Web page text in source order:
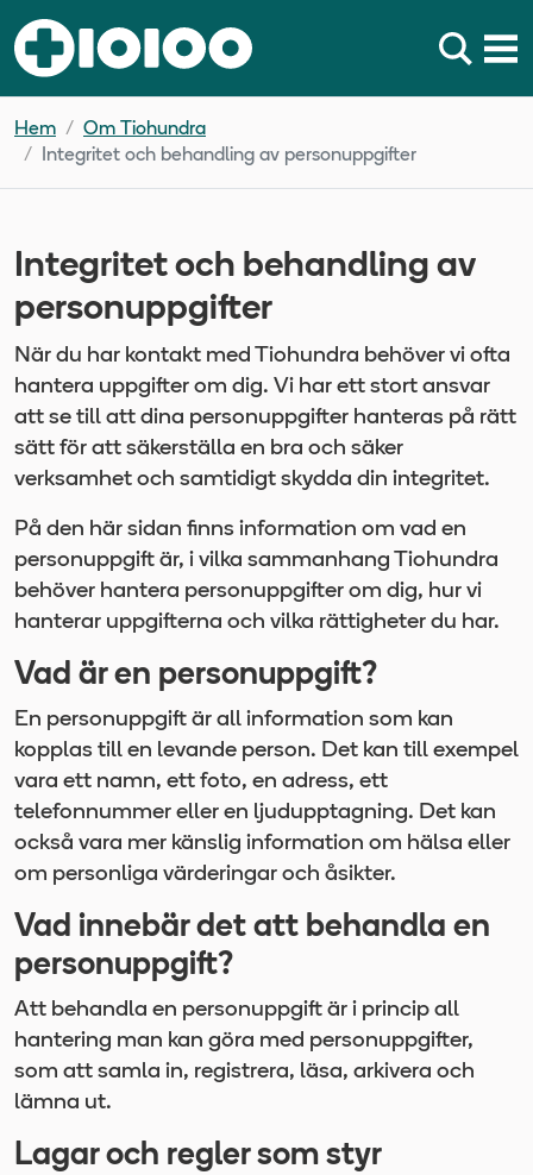
Hem
Om Tiohundra
Integritet och behandling av personuppgifter
Integritet och behandling av
personuppgifter
När du har kontakt med Tiohundra behöver vi ofta
hantera uppgifter om dig. Vi har ett stort ansvar
att se till att dina personuppgifter hanteras på rätt
sätt för att säkerställa en bra och säker
verksamhet och samtidigt skydda din integritet.
På den här sidan finns information om vad en
personuppgift är, i vilka sammanhang Tiohundra
behöver hantera personuppgifter om dig, hur vi
hanterar uppgifterna och vilka rättigheter du har.
Vad är en personuppgift?
En personuppgift är all information som kan
kopplas till en levande person. Det kan till exempel
vara ett namn, ett foto, en adress, ett
telefonnummer eller en ljudupptagning. Det kan
också vara mer känslig information om hälsa eller
om personliga värderingar och åsikter.
Vad innebär det att behandla en
personuppgift?
Att behandla en personuppgift är i princip all
hantering man kan göra med personuppgifter,
som att samla in, registrera, läsa, arkivera och
lämna ut.
Lagar och regler som styr